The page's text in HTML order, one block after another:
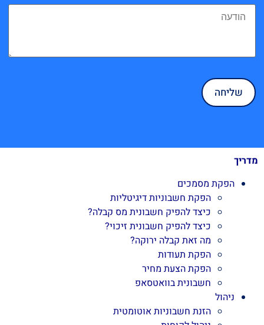
מדריך
הפקת מסמכים
הפקת חשבוניות דיגיטליות
כיצד להפיק חשבונית מס קבלה?
כיצד להפיק חשבונית זיכוי?
מה זאת קבלה ירוקה?
הפקת תעודות
הפקת הצעת מחיר
חשבונית בוואטסאפ
ניהול
הזנת חשבוניות אוטומטית